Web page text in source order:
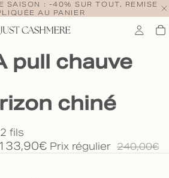
SAISON : -40% SUR TOUT, REMISE
AU PANIER
pull chauve
chiné
fils
Prix régulier 240,00€